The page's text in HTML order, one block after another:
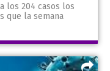
los 204 casos los
que la semana